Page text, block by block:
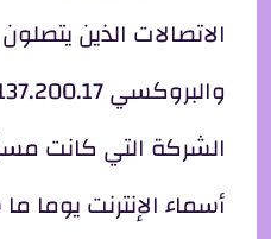
الشركة التي كانت
أسماء الإنترنت يوما